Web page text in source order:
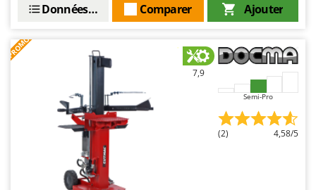
Ajouter
Comparer
Données techniques
PROMO
7,9
Semi-Pro
(2) 4,58/5